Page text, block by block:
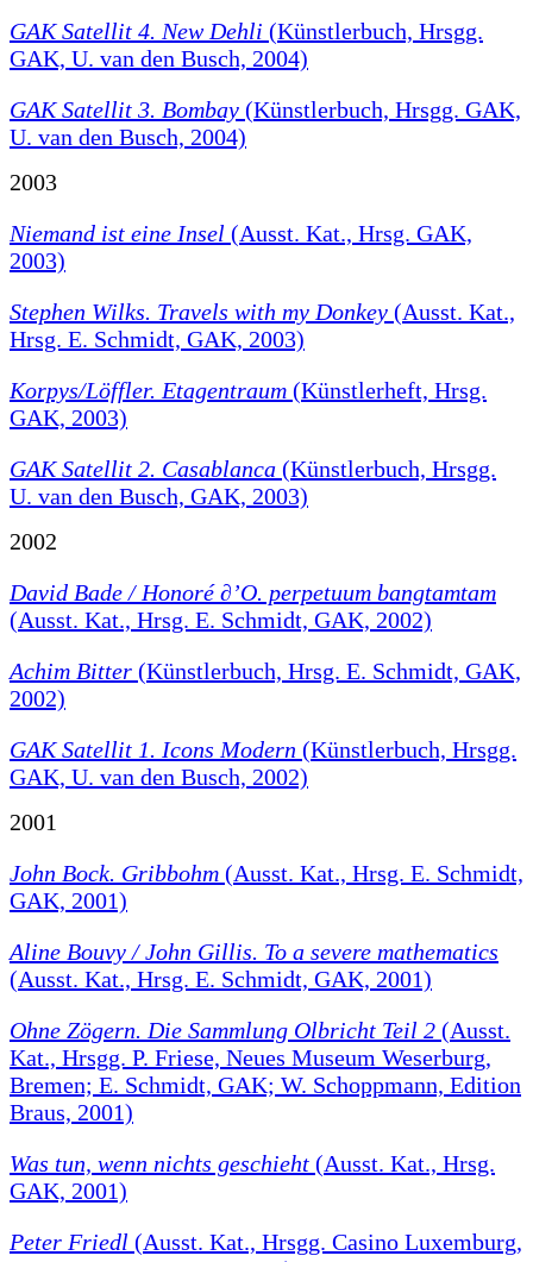
GAK Satellit 4. New Dehli (Künstlerbuch, Hrsgg.
GAK, U. van den Busch, 2004)
GAK Satellit 3. Bombay (Künstlerbuch, Hrsgg. GAK,
U. van den Busch, 2004)
2003
Niemand ist eine Insel (Ausst. Kat., Hrsg. GAK,
2003)
Stephen Wilks. Travels with my Donkey (Ausst. Kat.,
Hrsg. E. Schmidt, GAK, 2003)
Korpys/Löffler. Etagentraum (Künstlerheft, Hrsg.
GAK, 2003)
GAK Satellit 2. Casablanca (Künstlerbuch, Hrsgg.
U. van den Busch, GAK, 2003)
2002
David Bade / Honoré ∂’O. perpetuum bangtamtam
(Ausst. Kat., Hrsg. E. Schmidt, GAK, 2002)
Achim Bitter (Künstlerbuch, Hrsg. E. Schmidt, GAK,
2002)
GAK Satellit 1. Icons Modern (Künstlerbuch, Hrsgg.
GAK, U. van den Busch, 2002)
2001
John Bock. Gribbohm (Ausst. Kat., Hrsg. E. Schmidt,
GAK, 2001)
Aline Bouvy / John Gillis. To a severe mathematics
(Ausst. Kat., Hrsg. E. Schmidt, GAK, 2001)
Ohne Zögern. Die Sammlung Olbricht Teil 2 (Ausst.
Kat., Hrsgg. P. Friese, Neues Museum Weserburg,
Bremen; E. Schmidt, GAK; W. Schoppmann, Edition
Braus, 2001)
Was tun, wenn nichts geschieht (Ausst. Kat., Hrsg.
GAK, 2001)
Peter Friedl (Ausst. Kat., Hrsgg. Casino Luxemburg,